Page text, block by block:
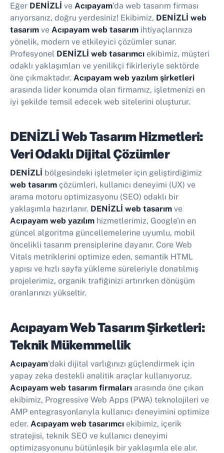
Eğer DENİZLİ ve Acıpayam'da web tasarım firması
arıyorsanız, doğru yerdesiniz! Ekibimiz, DENİZLİ web
tasarım ve Acıpayam web tasarım ihtiyaçlarınıza
yönelik, modern ve etkileyici çözümler sunar.
Profesyonel DENİZLİ web tasarımcı ekibimiz, müşteri
odaklı yaklaşımları ve yenilikçi fikirleriyle sektörde
öne çıkmaktadır. Acıpayam web yazılım şirketleri
arasında lider konumda olan firmamız, işletmenizi en
iyi şekilde temsil edecek web sitelerini oluşturur.
DENİZLİ Web Tasarım Hizmetleri:
Veri Odaklı Dijital Çözümler
DENİZLİ bölgesindeki işletmeler için geliştirdiğimiz
web tasarım çözümleri, kullanıcı deneyimi (UX) ve
arama motoru optimizasyonu (SEO) odaklı bir
yaklaşımla hazırlanır. DENİZLİ web tasarım ve
Acıpayam web yazılım hizmetlerimiz, Google'ın en
güncel algoritma güncellemelerine uyumlu, mobil
öncelikli tasarım prensiplerine dayanır. Core Web
Vitals metriklerini optimize eden, semantik HTML
yapısı ve hızlı sayfa yükleme süreleriyle donatılmış
projelerimiz, organik trafiğinizi artırırken dönüşüm
oranlarınızı yükseltir.
Acıpayam Web Tasarım Şirketleri:
Teknik Mükemmellik
Acıpayam'daki dijital varlığınızı güçlendirmek için
yapay zeka destekli analitik araçlar kullanıyoruz.
Acıpayam web tasarım firmaları arasında öne çıkan
ekibimiz, Progressive Web Apps (PWA) teknolojileri ve
AMP entegrasyonlarıyla kullanıcı deneyimini optimize
eder. Acıpayam web tasarımcı ekibimiz, içerik
stratejisi, teknik SEO ve kullanıcı deneyimi
optimizasyonunu bütünleşik bir yaklaşımla ele alır.